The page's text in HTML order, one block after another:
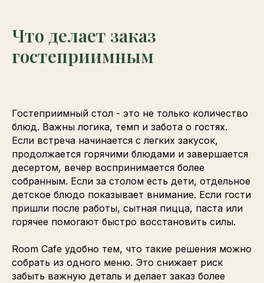
Что делает заказ
гостеприимным
Гостеприимный стол - это не только количество
блюд. Важны логика, темп и забота о гостях.
Если встреча начинается с легких закусок,
продолжается горячими блюдами и завершается
десертом, вечер воспринимается более
собранным. Если за столом есть дети, отдельное
детское блюдо показывает внимание. Если гости
пришли после работы, сытная пицца, паста или
горячее помогают быстро восстановить силы.
Room Cafe удобно тем, что такие решения можно
собрать из одного меню. Это снижает риск
забыть важную деталь и делает заказ более